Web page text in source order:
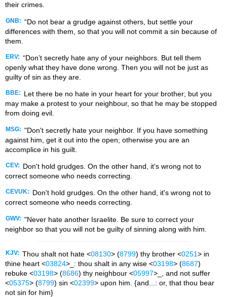
their crimes.
GNB: “Do not bear a grudge against others, but settle your
differences with them, so that you will not commit a sin because of
them.
ERV: “Don’t secretly hate any of your neighbors. But tell them
openly what they have done wrong. Then you will not be just as
guilty of sin as they are.
BBE:
Let there be no hate in your heart for your brother; but you
may make a protest to your neighbour, so that he may be stopped
from doing evil.
MSG: "Don't secretly hate your neighbor. If you have something
against him, get it out into the open; otherwise you are an
accomplice in his guilt.
CEV:
Don't hold grudges. On the other hand, it's wrong not to
correct someone who needs correcting.
CEVUK:
Don't hold grudges. On the other hand, it's wrong not to
correct someone who needs correcting.
GWV: "Never hate another Israelite. Be sure to correct your
neighbor so that you will not be guilty of sinning along with him.
KJV: Thou shalt not hate <08130> (8799) thy brother <0251> in
thine heart <03824>_: thou shalt in any wise <03198> (8687)
rebuke <03198> (8686) thy neighbour <05997>_, and not suffer
<05375> (8799) sin <02399> upon him. {and...: or, that thou bear
not sin for him}